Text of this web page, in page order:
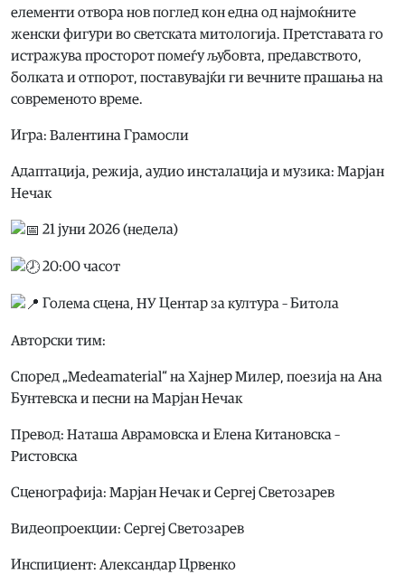
елементи отвора нов поглед кон една од најмоќните
женски фигури во светската митологија. Претставата го
истражува просторот помеѓу љубовта, предавството,
болката и отпорот, поставувајќи ги вечните прашања на
современото време.
Игра: Валентина Грамосли
Адаптација, режија, аудио инсталација и музика: Марјан
Нечак
21 јуни 2026 (недела)
20:00 часот
Голема сцена, НУ Центар за култура – Битола
Авторски тим:
Според „Medeamaterial“ на Хајнер Милер, поезија на Ана
Бунтевска и песни на Марјан Нечак
Превод: Наташа Аврамовска и Елена Китановска –
Ристовска
Сценографија: Марјан Нечак и Сергеј Светозарев
Видеопроекции: Сергеј Светозарев
Инспициент: Александар Црвенко